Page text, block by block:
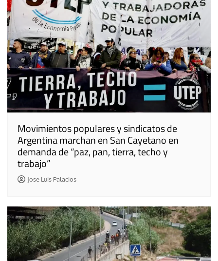
Movimientos populares y sindicatos de
Argentina marchan en San Cayetano en
demanda de “paz, pan, tierra, techo y
trabajo”
Jose Luis Palacios